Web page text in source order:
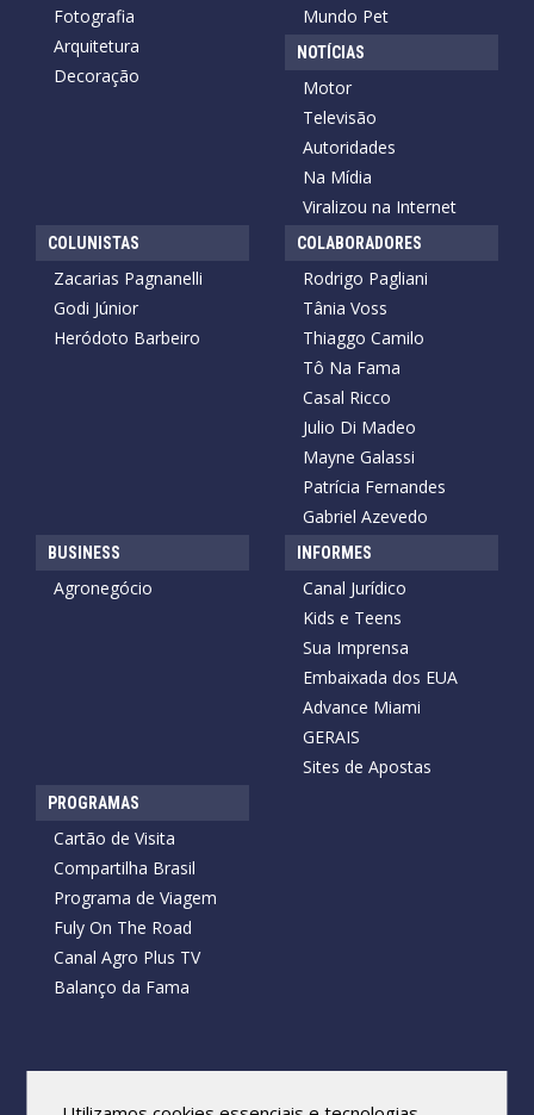
Fotografia
Arquitetura
Decoração
Mundo Pet
NOTÍCIAS
Motor
Televisão
Autoridades
Na Mídia
Viralizou na Internet
COLUNISTAS
Zacarias Pagnanelli
Godi Júnior
Heródoto Barbeiro
COLABORADORES
Rodrigo Pagliani
Tânia Voss
Thiaggo Camilo
Tô Na Fama
Casal Ricco
Julio Di Madeo
Mayne Galassi
Patrícia Fernandes
Gabriel Azevedo
BUSINESS
Agronegócio
INFORMES
Canal Jurídico
Kids e Teens
Sua Imprensa
Embaixada dos EUA
Advance Miami
GERAIS
Sites de Apostas
PROGRAMAS
Cartão de Visita
Compartilha Brasil
Programa de Viagem
Fuly On The Road
Canal Agro Plus TV
Balanço da Fama
Todos os direitos reservados.